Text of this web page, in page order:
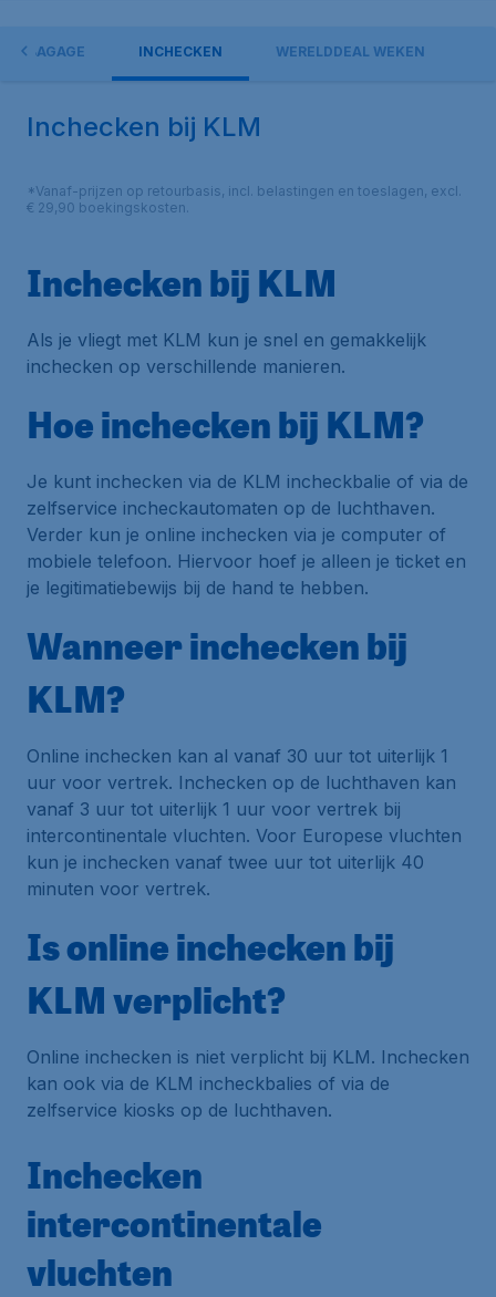
BAGAGE INCHECKEN WERELDDEAL WEKEN
Inchecken bij KLM
*Vanaf-prijzen op retourbasis, incl. belastingen en toeslagen, excl.
€ 29,90 boekingskosten.
Inchecken bij KLM
Als je vliegt met KLM kun je snel en gemakkelijk
inchecken op verschillende manieren.
Hoe inchecken bij KLM?
Je kunt inchecken via de KLM incheckbalie of via de
zelfservice incheckautomaten op de luchthaven.
Verder kun je online inchecken via je computer of
mobiele telefoon. Hiervoor hoef je alleen je ticket en
je legitimatiebewijs bij de hand te hebben.
Wanneer inchecken bij
KLM?
Online inchecken kan al vanaf 30 uur tot uiterlijk 1
uur voor vertrek. Inchecken op de luchthaven kan
vanaf 3 uur tot uiterlijk 1 uur voor vertrek bij
intercontinentale vluchten. Voor Europese vluchten
kun je inchecken vanaf twee uur tot uiterlijk 40
minuten voor vertrek.
Is online inchecken bij
KLM verplicht?
Online inchecken is niet verplicht bij KLM. Inchecken
kan ook via de KLM incheckbalies of via de
zelfservice kiosks op de luchthaven.
Inchecken
intercontinentale
vluchten